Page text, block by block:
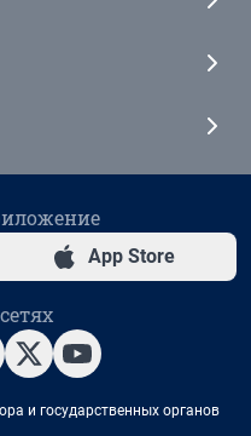
App Store
и государственных органов